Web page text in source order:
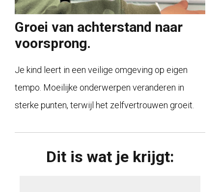
Groei van achterstand naar
voorsprong.
Je kind leert in een veilige omgeving op eigen
tempo. Moeilijke onderwerpen veranderen in
sterke punten, terwijl het zelfvertrouwen groeit.
Dit is wat je krijgt: